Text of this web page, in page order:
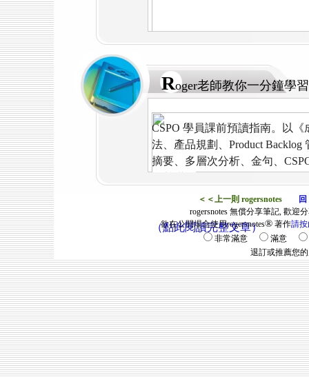
CSPO 學員課前預讀指南。以
法、產品規劃、Product
摘要、多層次分析、金句、
（點此閱讀完整文章）
Roger老師教你一分鐘學
＜＜上一則 rogersnotes
rogersnotes 無償分享筆記, 歡迎
欲在公開場合使用rogersnotes® 著作請
非常滿意
滿意
退訂或推薦您的